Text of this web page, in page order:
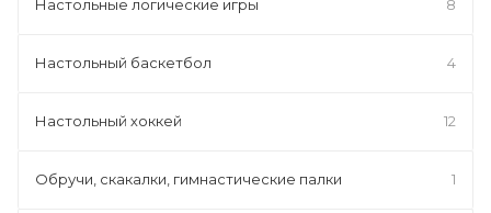
Настольные логические игры 8
Настольный баскетбол 4
Настольный хоккей 12
Обручи, скакалки, гимнастические палки 1